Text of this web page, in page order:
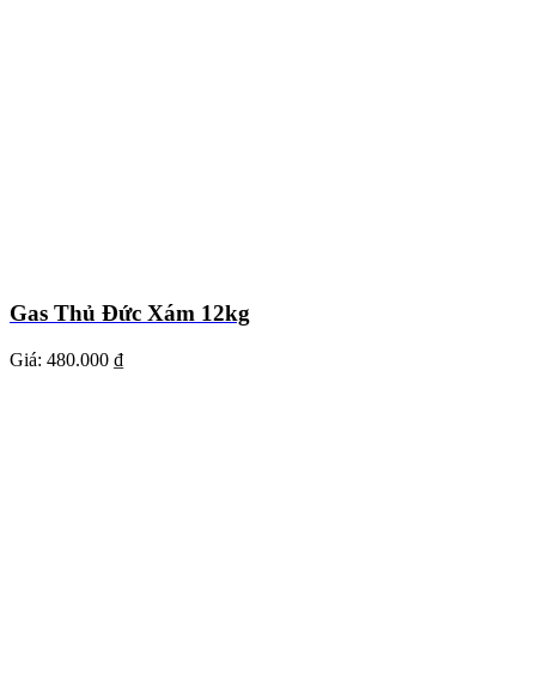
Gas Thủ Đức Xám 12kg
Giá: 480.000 ₫